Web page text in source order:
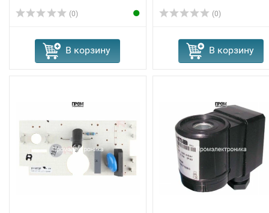
(0)
В корзину
(0)
В корзину